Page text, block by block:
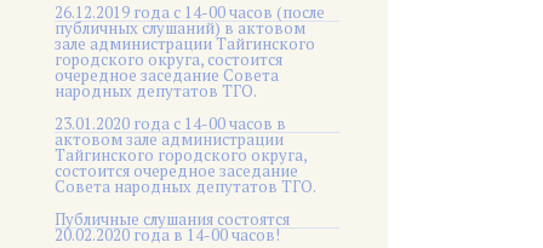
26.12.2019 года с 14-00 часов (после
публичных слушаний) в актовом
зале администрации Тайгинского
городского округа, состоится
очередное заседание Совета
народных депутатов ТГО.
23.01.2020 года с 14-00 часов в
актовом зале администрации
Тайгинского городского округа,
состоится очередное заседание
Совета народных депутатов ТГО.
Публичные слушания состоятся
20.02.2020 года в 14-00 часов!